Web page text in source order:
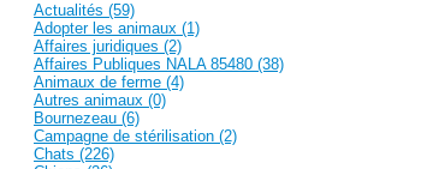
Actualités (59)
Adopter les animaux (1)
Affaires juridiques (2)
Affaires Publiques NALA 85480 (38)
Animaux de ferme (4)
Autres animaux (0)
Bournezeau (6)
Campagne de stérilisation (2)
Chats (226)